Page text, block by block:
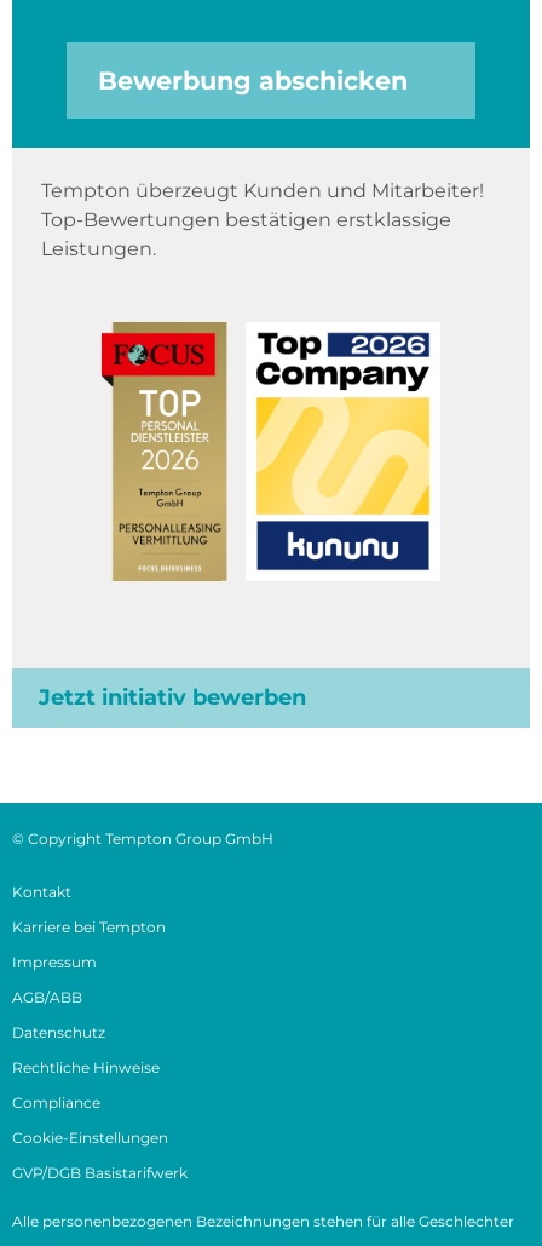
Bewerbung abschicken
Tempton überzeugt Kunden und Mitarbeiter!
Top-Bewertungen bestätigen erstklassige
Leistungen.
Jetzt initiativ bewerben
© Copyright Tempton Group GmbH
Kontakt
Karriere bei Tempton
Impressum
AGB/ABB
Datenschutz
Rechtliche Hinweise
Compliance
Cookie-Einstellungen
GVP/DGB Basistarifwerk
Alle personenbezogenen Bezeichnungen stehen für alle Geschlechter